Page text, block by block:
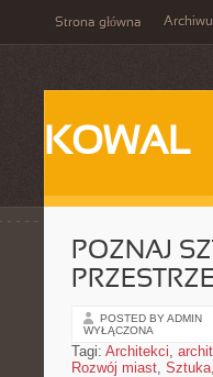
Strona główna
KOWAL
POZNAJ
POSTED BY ADMIN
WYŁĄCZONA
Tagi: Architekci,
Rozwój miast, Sztuka,